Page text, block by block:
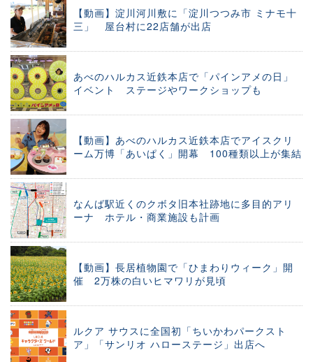
【動画】淀川河川敷に「淀川つつみ市 ミナモ十
三」 屋台村に22店舗が出店
あべのハルカス近鉄本店で「パインアメの日」
イベント ステージやワークショップも
【動画】あべのハルカス近鉄本店でアイスクリ
ーム万博「あいぱく」開幕 100種類以上が集結
なんば駅近くのクボタ旧本社跡地に多目的アリ
ーナ ホテル・商業施設も計画
【動画】長居植物園で「ひまわりウィーク」開
催 2万株の白いヒマワリが見頃
ルクア サウスに全国初「ちいかわパークスト
ア」「サンリオ ハローステージ」出店へ